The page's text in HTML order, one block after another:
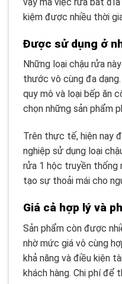
kiệm được nhiều thời
Được sử dụng ở
Những loại chậu rửa
thước vô cùng đa
quy mô và loại bếp ăn
chọn những sản phẩm
Trên thực tế, hiện nay
nghiệp sử dụng loại
rửa 1 hộc truyền thống
tạo sự thoải mái cho
Giá cả hợp lý và
Sản phẩm còn được
nhờ mức giá vô cùng
khả năng và điều kiện
khách hàng. Chi phí